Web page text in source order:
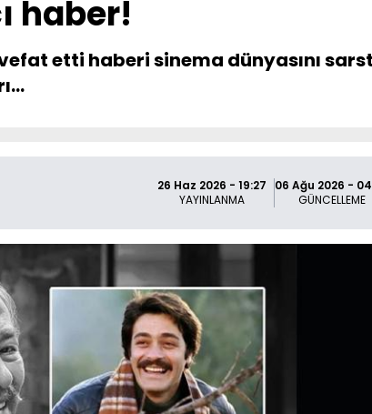
haber!
etti haberi sinema dünyasını
26 Haz 2026 - 19:27
YAYINLANMA
06 Ağu 2026 -
GÜNCELLEME